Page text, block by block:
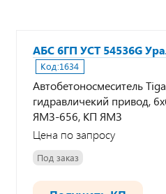
АБС 6ГП УСТ 54536G
Код:1634
Автобетоносмеситель
гидравличекий привод,
ЯМЗ-656, КП ЯМЗ
Цена по запросу
Под заказ